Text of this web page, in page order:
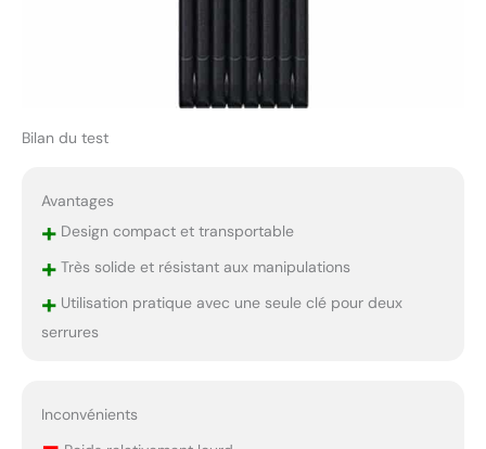
Bilan du test
Avantages
+Design compact et transportable
+Très solide et résistant aux manipulations
+Utilisation pratique avec une seule clé pour deux
serrures
Inconvénients